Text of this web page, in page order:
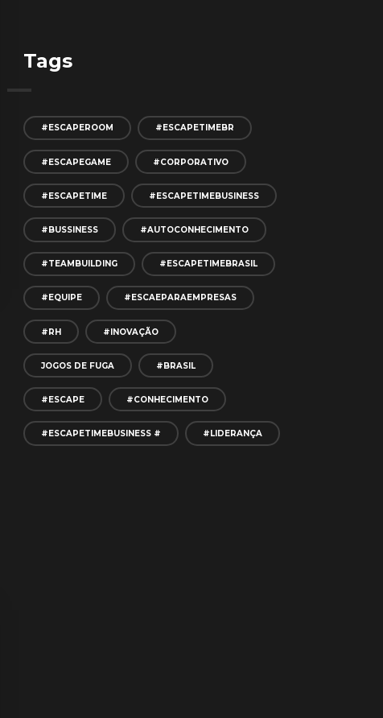
Tags
#ESCAPEROOM #ESCAPETIMEBR
#ESCAPEGAME #CORPORATIVO
#ESCAPETIME #ESCAPETIMEBUSINESS
#BUSSINESS #AUTOCONHECIMENTO
#TEAMBUILDING #ESCAPETIMEBRASIL
#EQUIPE #ESCAEPARAEMPRESAS
#RH #INOVAÇÃO
JOGOS DE FUGA #BRASIL
#ESCAPE #CONHECIMENTO
#ESCAPETIMEBUSINESS # #LIDERANÇA